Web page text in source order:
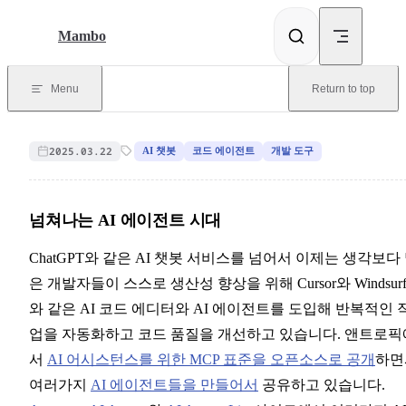
Mambo
Menu Return to top
2025.03.22 AI 챗봇 코드 에이전트 개발 도구
넘쳐나는 AI 에이전트 시대
ChatGPT와 같은 AI 챗봇 서비스를 넘어서 이제는 생각보다
은 개발자들이 스스로 생산성 향상을 위해 Cursor와 Windsurf
와 같은 AI 코드 에디터와 AI 에이전트를 도입해 반복적인
업을 자동화하고 코드 품질을 개선하고 있습니다. 앤트로픽
서 AI 어시스턴스를 위한 MCP 표준을 오픈소스로 공개하
여러가지 AI 에이전트들을 만들어서 공유하고 있습니다.